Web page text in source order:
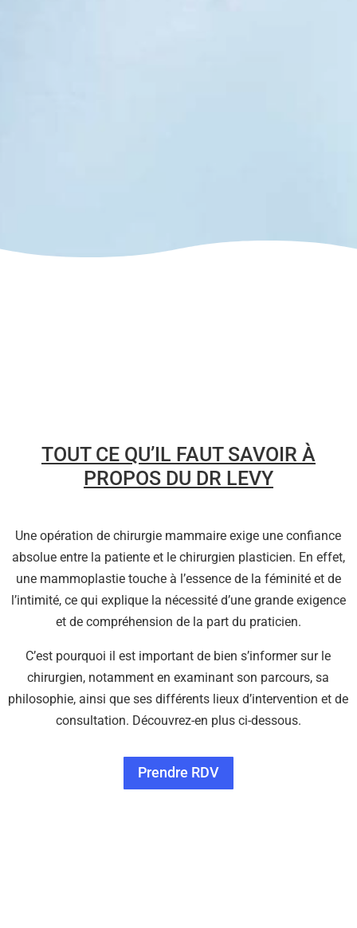
TOUT CE QU’IL FAUT SAVOIR À
PROPOS DU DR LEVY
Une opération de chirurgie mammaire exige une confiance
absolue entre la patiente et le chirurgien plasticien. En effet,
une mammoplastie touche à l’essence de la féminité et de
l’intimité, ce qui explique la nécessité d’une grande exigence
et de compréhension de la part du praticien.
C’est pourquoi il est important de bien s’informer sur le
chirurgien, notamment en examinant son parcours, sa
philosophie, ainsi que ses différents lieux d’intervention et de
consultation. Découvrez-en plus ci-dessous.
Prendre RDV